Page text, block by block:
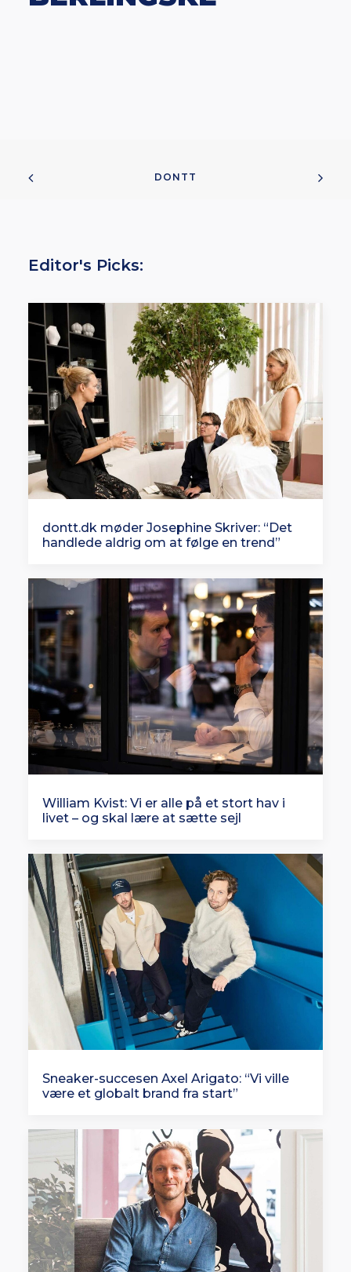
DONTT
Editor's Picks:
dontt.dk møder Josephine Skriver: “Det
handlede aldrig om at følge en trend”
William Kvist: Vi er alle på et stort hav i
livet – og skal lære at sætte sejl
Sneaker-succesen Axel Arigato: “Vi ville
være et globalt brand fra start”